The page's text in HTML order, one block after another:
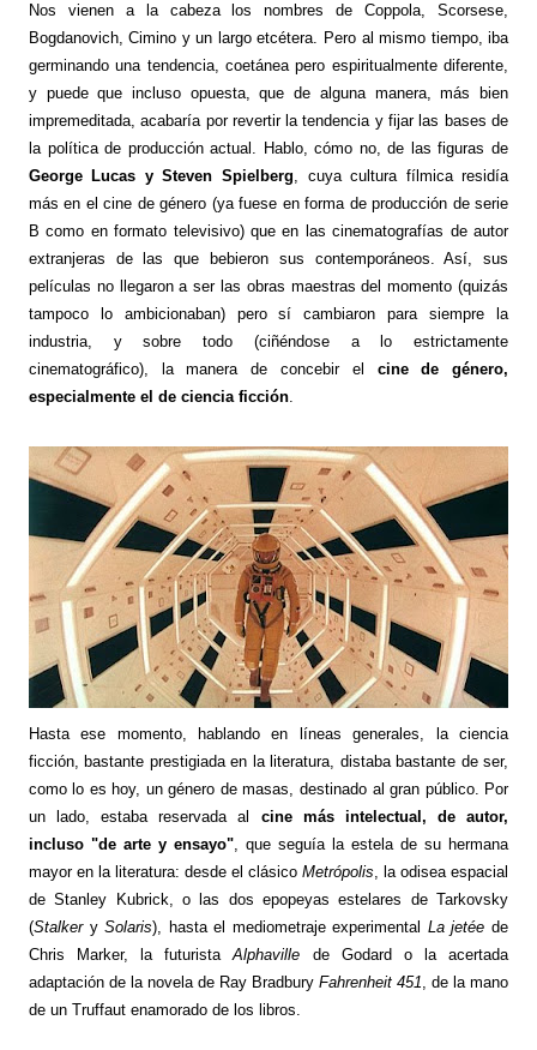
Nos vienen a la cabeza los nombres de Coppola, Scorsese,
Bogdanovich, Cimino y un largo etcétera. Pero al mismo tiempo, iba
germinando una tendencia, coetánea pero espiritualmente diferente,
y puede que incluso opuesta, que de alguna manera, más bien
impremeditada, acabaría por revertir la tendencia y fijar las bases de
la política de producción actual. Hablo, cómo no, de las figuras de
George Lucas y Steven Spielberg, cuya cultura fílmica residía
más en el cine de género (ya fuese en forma de producción de serie
B como en formato televisivo) que en las cinematografías de autor
extranjeras de las que bebieron sus contemporáneos. Así, sus
películas no llegaron a ser las obras maestras del momento (quizás
tampoco lo ambicionaban) pero sí cambiaron para siempre la
industria, y sobre todo (ciñéndose a lo estrictamente
cinematográfico), la manera de concebir el cine de género,
especialmente el de ciencia ficción.
Hasta ese momento, hablando en líneas generales, la ciencia
ficción, bastante prestigiada en la literatura, distaba bastante de ser,
como lo es hoy, un género de masas, destinado al gran público. Por
un lado, estaba reservada al cine más intelectual, de autor,
incluso "de arte y ensayo", que seguía la estela de su hermana
mayor en la literatura: desde el clásicoMetrópolis, la odisea espacial
de Stanley Kubrick, o las dos epopeyas estelares de Tarkovsky
(StalkerySolaris), hasta el mediometraje experimental La jetéede
Chris Marker, la futuristaAlphaville de Godard o la acertada
adaptación de la novela de Ray BradburyFahrenheit 451,de la mano
de un Truffaut enamorado de los libros.